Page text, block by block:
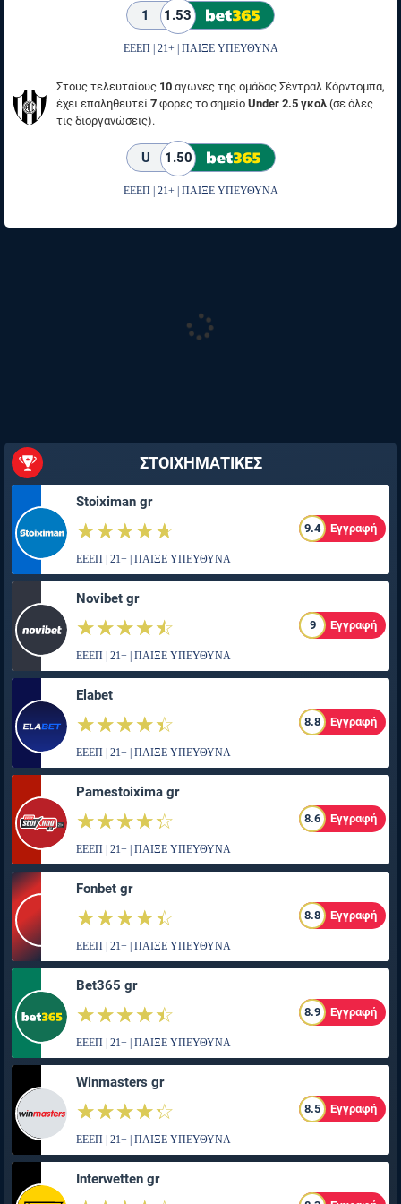
1 1.53
ΕΕΕΠ | 21+ | ΠΑΙΞΕ ΥΠΕΥΘΥΝΑ
Στους τελευταίους 10 αγώνες της ομάδας Σέντραλ Κόρντομπα,
έχει επαληθευτεί 7 φορές το σημείο Under 2.5 γκολ (σε όλες
τις διοργανώσεις).
U 1.50
ΕΕΕΠ | 21+ | ΠΑΙΞΕ ΥΠΕΥΘΥΝΑ
ΣΤΟΙΧΗΜΑΤΙΚΕΣ
Stoiximan gr
☆☆☆☆☆
★★★★★ 9.4 Εγγραφή
ΕΕΕΠ | 21+ | ΠΑΙΞΕ ΥΠΕΥΘΥΝΑ
Novibet gr
☆☆☆☆☆
★★★★★ 9 Εγγραφή
ΕΕΕΠ | 21+ | ΠΑΙΞΕ ΥΠΕΥΘΥΝΑ
Elabet
☆☆☆☆☆
★★★★★ 8.8 Εγγραφή
ΕΕΕΠ | 21+ | ΠΑΙΞΕ ΥΠΕΥΘΥΝΑ
Pamestoixima gr
☆☆☆☆☆
★★★★★ 8.6 Εγγραφή
ΕΕΕΠ | 21+ | ΠΑΙΞΕ ΥΠΕΥΘΥΝΑ
Fonbet gr
☆☆☆☆☆
★★★★★ 8.8 Εγγραφή
ΕΕΕΠ | 21+ | ΠΑΙΞΕ ΥΠΕΥΘΥΝΑ
Bet365 gr
☆☆☆☆☆
★★★★★ 8.9 Εγγραφή
ΕΕΕΠ | 21+ | ΠΑΙΞΕ ΥΠΕΥΘΥΝΑ
Winmasters gr
☆☆☆☆☆
★★★★★ 8.5 Εγγραφή
ΕΕΕΠ | 21+ | ΠΑΙΞΕ ΥΠΕΥΘΥΝΑ
Interwetten gr